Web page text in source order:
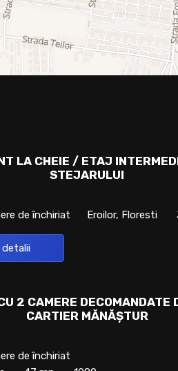
LA CHEIE / ETAJ
STEJARULUI
de închiriat Eroilor, Floresti
detalii
2 CAMERE DECOMANDATE
CARTIER MĂNĂȘTUR
de închiriat